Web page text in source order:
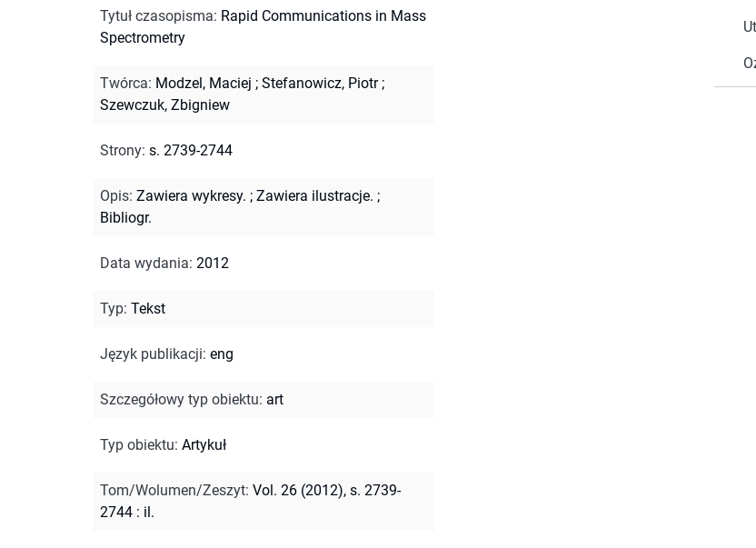
Tytuł czasopisma: Rapid Communications in Mass
Spectrometry
Twórca: Modzel, Maciej ; Stefanowicz, Piotr;
Szewczuk, Zbigniew
Strony: s. 2739-2744
Opis: Zawiera wykresy. ; Zawiera ilustracje. ;
Bibliogr.
Data wydania: 2012
Typ: Tekst
Język publikacji: eng
Szczegółowy typ obiektu: art
Typ obiektu: Artykuł
Tom/Wolumen/Zeszyt: Vol. 26 (2012), s. 2739-
2744 : il.